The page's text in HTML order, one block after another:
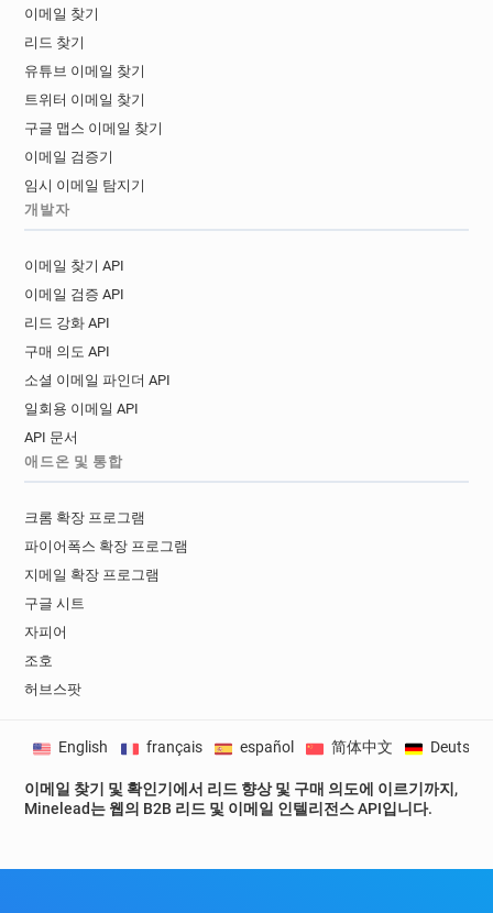
이메일 찾기
리드 찾기
유튜브 이메일 찾기
트위터 이메일 찾기
구글 맵스 이메일 찾기
이메일 검증기
임시 이메일 탐지기
개발자
이메일 찾기 API
이메일 검증 API
리드 강화 API
구매 의도 API
소셜 이메일 파인더 API
일회용 이메일 API
API 문서
애드온 및 통합
크롬 확장 프로그램
파이어폭스 확장 프로그램
지메일 확장 프로그램
구글 시트
자피어
조호
허브스팟
이메일 찾기 및 확인기에서 리드 향상 및 구매 의도에 이르기까지,
Minelead는 웹의 B2B 리드 및 이메일 인텔리전스 API입니다.
English français español 简体中文 Deutsch